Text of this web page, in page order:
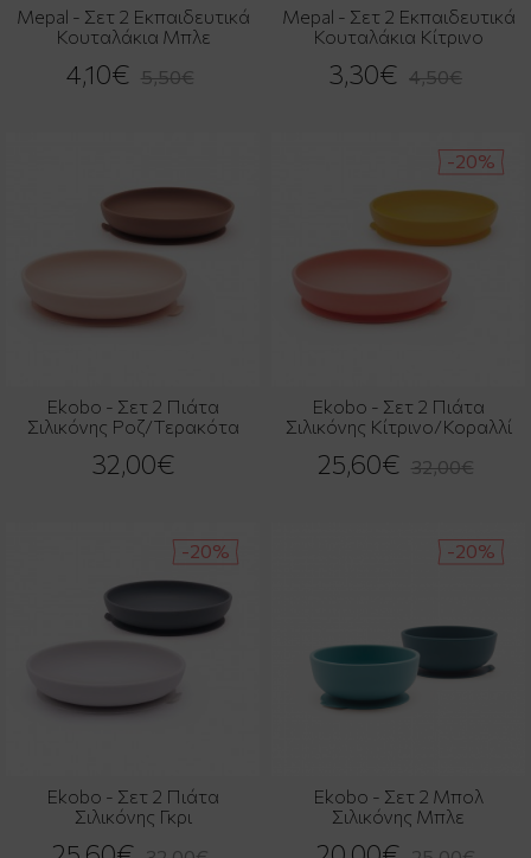
Mepal - Σετ 2 Εκπαιδευτικά
Κουταλάκια Μπλε
4,10€ 5,50€
Mepal - Σετ 2 Εκπαιδευτικά
Κουταλάκια Κίτρινο
3,30€ 4,50€
Ekobo - Σετ 2 Πιάτα
Σιλικόνης Ροζ/Τερακότα
32,00€
-20%
Ekobo - Σετ 2 Πιάτα
Σιλικόνης Κίτρινο/Κοραλλί
25,60€ 32,00€
-20%
Ekobo - Σετ 2 Πιάτα
Σιλικόνης Γκρι
-20%
Ekobo - Σετ 2 Μπολ
Σιλικόνης Μπλε